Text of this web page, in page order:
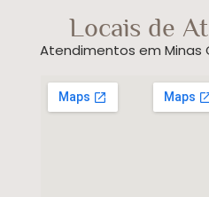
Locais de
Atendimentos em Minas